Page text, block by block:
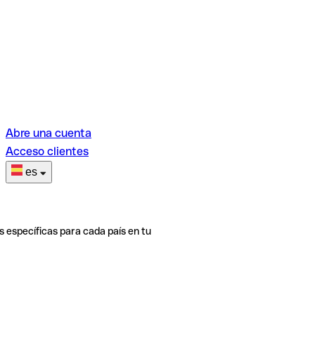
Abre una cuenta
Acceso clientes
es
específicas para cada país en tu